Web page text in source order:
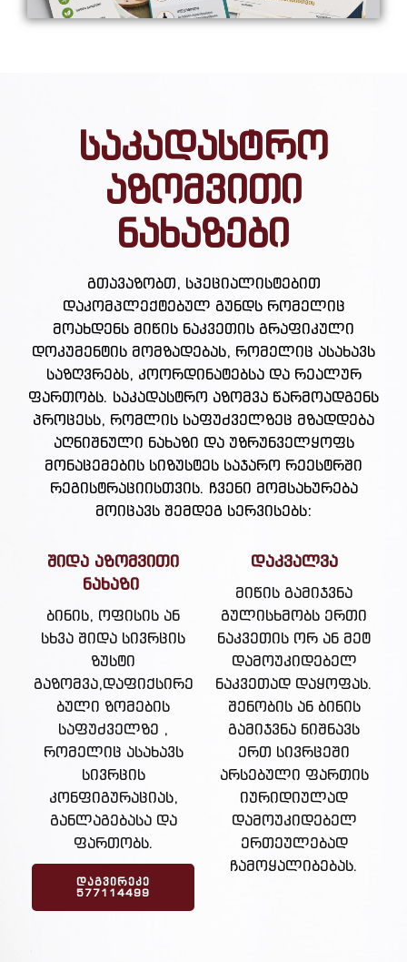
საკადასტრო
აზომვითი
ნახაზები
გთავაზობთ, სპეციალისტებით
დაკომპლექტებულ გუნდს რომელიც
მოახდენს მიწის ნაკვეთის გრაფიკული
დოკუმენტის მომზადებას, რომელიც ასახავს
საზღვრებს, კოორდინატებსა და რეალურ
ფართობს. საკადასტრო აზომვა წარმოადგენს
პროცესს, რომლის საფუძველზეც მზადდება
აღნიშნული ნახაზი და უზრუნველყოფს
მონაცემების სიზუსტეს საჯარო რეესტრში
რეგისტრაციისთვის. ჩვენი მომსახურება
მოიცავს შემდეგ სერვისებს:
შიდა აზომვითი
ნახაზი
ბინის, ოფისის ან
სხვა შიდა სივრცის
ზუსტი
გაზომვა,დაფიქსირე
ბული ზომების
საფუძველზე ,
რომელიც ასახავს
სივრცის
კონფიგურაციას,
განლაგებასა და
ფართობს.
ᲓᲐᲒᲕᲘᲠᲔᲙᲔ
577114499
დაკვალვა
მიწის გამიჯვნა
გულისხმობს ერთი
ნაკვეთის ორ ან მეტ
დამოუკიდებელ
ნაკვეთად დაყოფას.
შენობის ან ბინის
გამიჯვნა ნიშნავს
ერთ სივრცეში
არსებული ფართის
იურიდიულად
დამოუკიდებელ
ერთეულებად
ჩამოყალიბებას.